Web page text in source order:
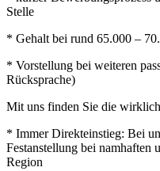
Stelle
* Gehalt bei rund 65.000 –
* Vorstellung bei weiteren
Rücksprache)
Mit uns finden Sie die wirklich
* Immer Direkteinstieg: Bei
Festanstellung bei namhaften
Region